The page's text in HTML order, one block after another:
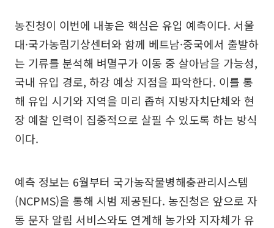
농진청이 이번에 내놓은 핵심은 유입 예측이다. 서울
대·국가농림기상센터와 함께 베트남·중국에서 출발하
는 기류를 분석해 벼멸구가 이동 중 살아남을 가능성,
국내 유입 경로, 하강 예상 지점을 파악한다. 이를 통
해 유입 시기와 지역을 미리 좁혀 지방자치단체와 현
장 예찰 인력이 집중적으로 살필 수 있도록 하는 방식
이다.
예측 정보는 6월부터 국가농작물병해충관리시스템
(NCPMS)을 통해 시범 제공된다. 농진청은 앞으로 자
동 문자 알림 서비스와도 연계해 농가와 지자체가 유